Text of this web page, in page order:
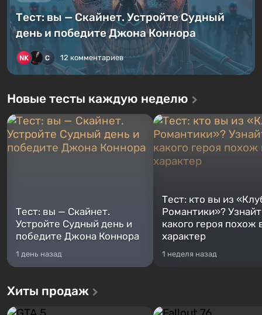
Тест: вы — Скайнет. Устройте Судный
день и победите Джона Коннора
12 комментариев
Новые тесты каждую неделю
Тест: вы — Скайнет.
Устройте Судный день и
победите Джона Коннора
1 день назад
Тест: кто вы из
Романтики»?
какого героя похож
характер
1 неделя назад
Хиты продаж